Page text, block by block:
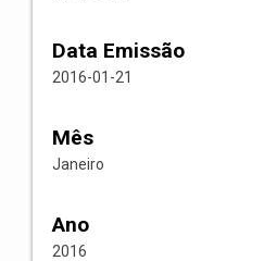
Data Emissão
2016-01-21
Mês
Janeiro
Ano
2016